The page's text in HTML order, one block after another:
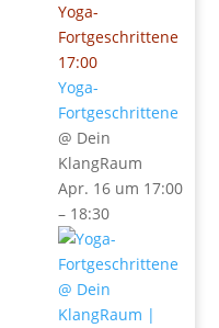
Yoga-
Fortgeschrittene
17:00
Yoga-
Fortgeschrittene
@ Dein
KlangRaum
Apr. 16 um 17:00
– 18:30